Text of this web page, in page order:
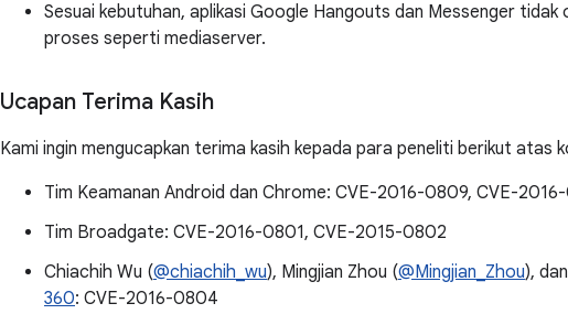
Sesuai kebutuhan, aplikasi Google Hangouts dan Messenger
proses seperti mediaserver.
Ucapan Terima Kasih
Kami ingin mengucapkan terima kasih kepada para peneliti berikut atas
Tim Keamanan Android dan Chrome: CVE-2016-0809, CVE-
Tim Broadgate: CVE-2016-0801, CVE-2015-0802
Chiachih Wu (@chiachih_wu), Mingjian Zhou (@Mingjian_Zhou),
360: CVE-2016-0804